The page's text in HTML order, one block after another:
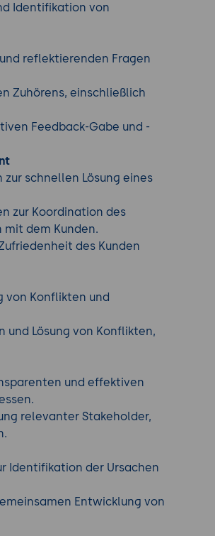
Identifikation von
reflektierenden Fragen
Zuhörens, einschließlich
Feedback-Gabe und -
schnellen Lösung eines
zur Koordination des
dem Kunden.
des Kunden
von Konflikten und
und Lösung von Konflikten,
und effektiven
relevanter Stakeholder,
Identifikation der Ursachen
Entwicklung von